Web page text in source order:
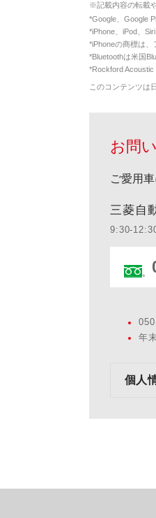
※記載内容の転載
*Google、Google
*iPhone、iPod、
*iPhoneの商標は、
*Bluetoothは米国
*Rockford
このコンテンツは
お問
ご愛用
三菱自
9:30-
年
個人